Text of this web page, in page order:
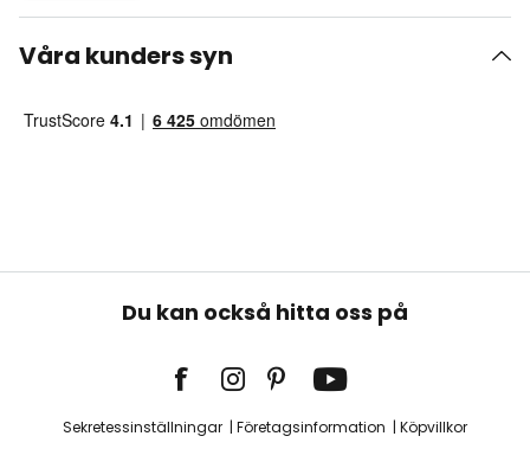
Våra kunders syn
Du kan också hitta oss på
Sekretessinställningar Företagsinformation Köpvillkor